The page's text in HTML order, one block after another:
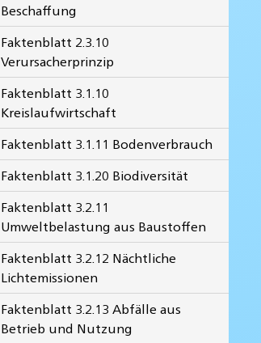
Beschaffung
Faktenblatt 2.3.10
Verursacherprinzip
Faktenblatt 3.1.10
Kreislaufwirtschaft
Faktenblatt 3.1.11 Bodenverbrauch
Faktenblatt 3.1.20 Biodiversität
Faktenblatt 3.2.11
Umweltbelastung aus Baustoffen
Faktenblatt 3.2.12 Nächtliche
Lichtemissionen
Faktenblatt 3.2.13 Abfälle aus
Betrieb und Nutzung